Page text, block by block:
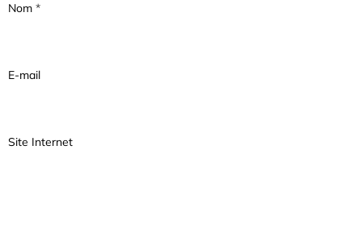
Nom
E-mail
Site Internet